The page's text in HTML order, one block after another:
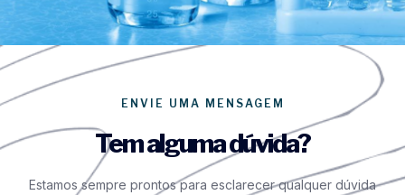
ENVIE UMA MENSAGEM
Tem alguma dúvida?
Estamos sempre prontos para esclarecer qualquer dúvida